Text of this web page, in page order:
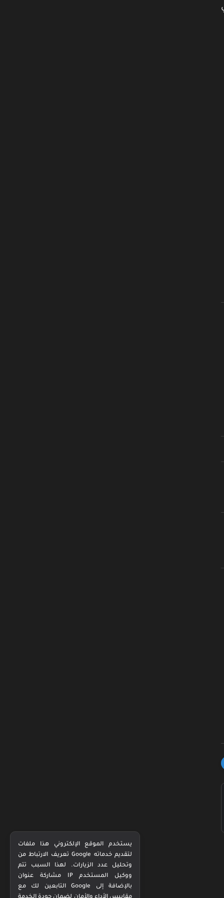
يستخدم الموقع الإلكتروني هذا ملفات
تعريف الارتباط من Google لتقديم خدماته
وتحليل عدد الزيارات. لهذا السبب تتم
مشاركة عنوان IP ووكيل المستخدم
التابعين لك مع Google بالإضافة إلى